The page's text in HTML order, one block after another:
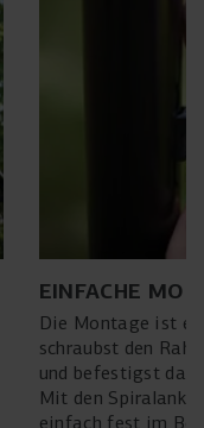
EINFACHE
Die Montage ist
schraubst den
und befestigst
Mit den
einfach fest im